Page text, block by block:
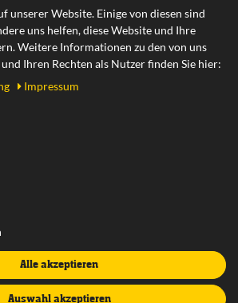
unserer Website. Einige von diesen sind
uns helfen, diese Website und Ihre
Weitere Informationen zu den von uns
Ihren Rechten als Nutzer finden Sie hier:
Impressum
Alle akzeptieren
Auswahl akzeptieren